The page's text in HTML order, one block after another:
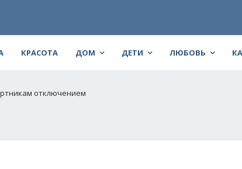
КРАСОТА ДОМ ДЕТИ ЛЮБОВЬ
отключением